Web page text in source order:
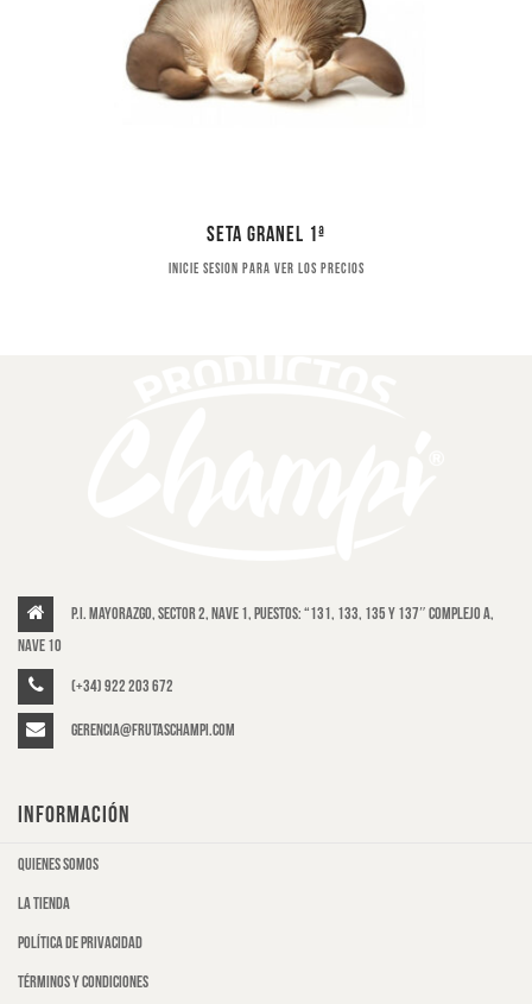
Seta granel 1ª
Inicie sesion para ver los precios
P.I. Mayorazgo, Sector 2, Nave 1, puestos: “131, 133, 135 y 137″ Complejo A,
Nave 10
(+34) 922 203 672
gerencia@frutaschampi.com
INFORMACIÓN
Quienes somos
La tienda
Política de privacidad
Términos y condiciones